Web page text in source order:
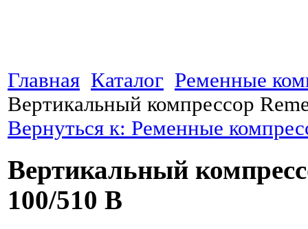
Главная Каталог Ременные
Вертикальный компрессор
Вернуться к: Ременные
Вертикальный
100/510 В